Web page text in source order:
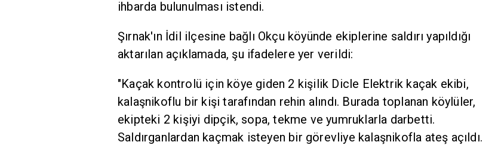
ihbarda bulunulması istendi.
Şırnak'ın İdil ilçesine bağlı Okçu köyünde ekiplerine saldırı yapıldığı
aktarılan açıklamada, şu ifadelere yer verildi:
"Kaçak kontrolü için köye giden 2 kişilik Dicle Elektrik kaçak ekibi,
kalaşnikoflu bir kişi tarafından rehin alındı. Burada toplanan köylüler,
ekipteki 2 kişiyi dipçik, sopa, tekme ve yumruklarla darbetti.
Saldırganlardan kaçmak isteyen bir görevliye kalaşnikofla ateş açıldı.